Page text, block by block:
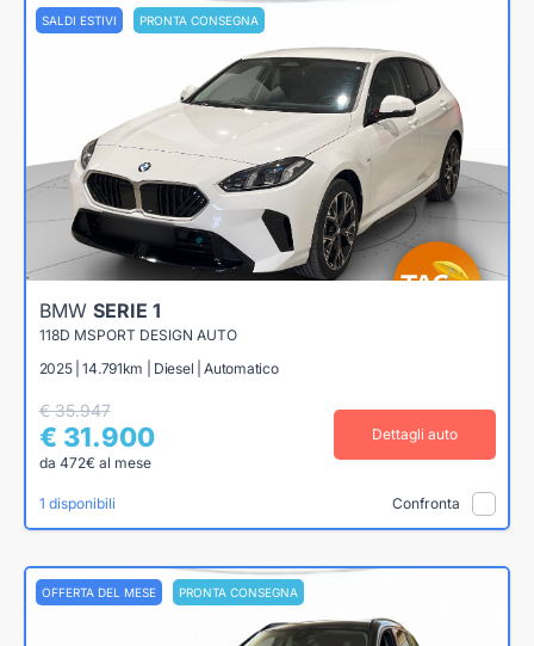
SALDI ESTIVI PRONTA CONSEGNA
BMW SERIE 1
118D MSPORT DESIGN AUTO
2025 | 14.791km | Diesel | Automatico
€ 35.947
€ 31.900
da 472€ al mese
Dettagli auto
1 disponibili Confronta
OFFERTA DEL MESE PRONTA CONSEGNA